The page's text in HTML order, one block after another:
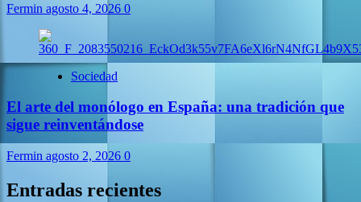
Fermin agosto 4, 2026 0
Sociedad
El arte del monólogo en España: una tradición que
sigue reinventándose
Fermin agosto 2, 2026 0
Entradas recientes